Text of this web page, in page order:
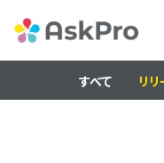
すべて リ